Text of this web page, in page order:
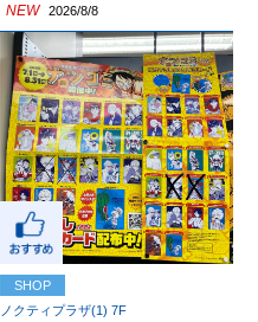
NEW 2026/8/8
SHOP
ノクティプラザ(1) 7F